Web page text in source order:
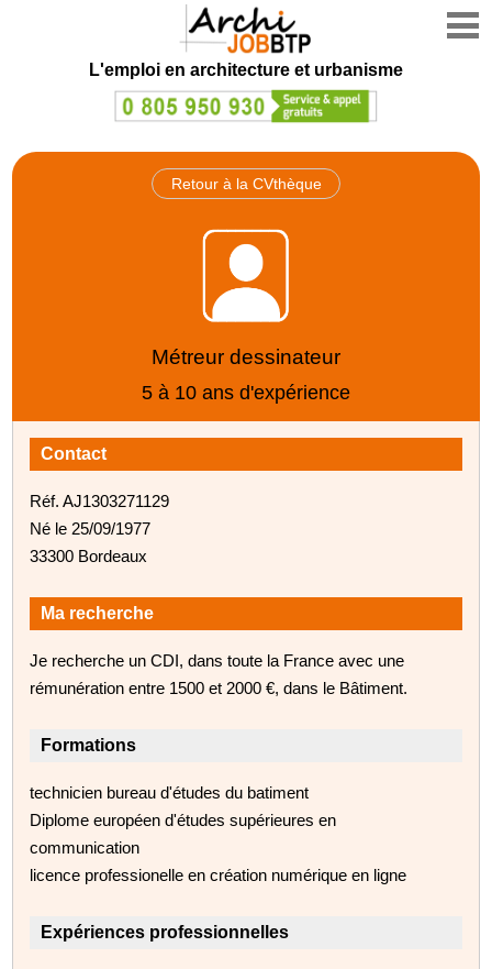
L'emploi en architecture et urbanisme
Retour à la CVthèque
Métreur dessinateur
5 à 10 ans d'expérience
Contact
Réf. AJ1303271129
Né le 25/09/1977
33300 Bordeaux
Ma recherche
Je recherche un CDI, dans toute la France avec une
rémunération entre 1500 et 2000 €, dans le Bâtiment.
Formations
technicien bureau d'études du batiment
Diplome européen d'études supérieures en
communication
licence professionelle en création numérique en ligne
Expériences professionnelles